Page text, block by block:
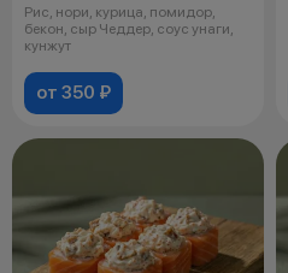
Рис, нори, курица, помидор,
бекон, сыр Чеддер, соус унаги,
кунжут
от 350 ₽